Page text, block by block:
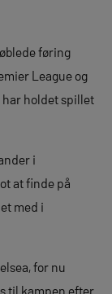
føring
League og
holdet spillet
i
at finde på
med i
for nu
til kampen efter